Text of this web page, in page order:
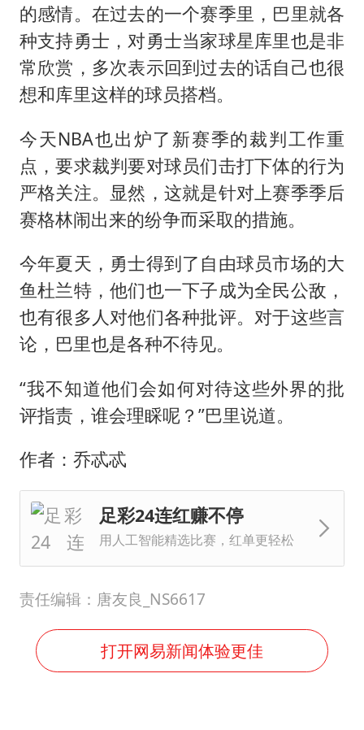
的感情。在过去的一个赛季里，巴里就各
种支持勇士，对勇士当家球星库里也是非
常欣赏，多次表示回到过去的话自己也很
想和库里这样的球员搭档。
今天NBA也出炉了新赛季的裁判工作重
点，要求裁判要对球员们击打下体的行为
严格关注。显然，这就是针对上赛季季后
赛格林闹出来的纷争而采取的措施。
今年夏天，勇士得到了自由球员市场的大
鱼杜兰特，他们也一下子成为全民公敌，
也有很多人对他们各种批评。对于这些言
论，巴里也是各种不待见。
“我不知道他们会如何对待这些外界的批
评指责，谁会理睬呢？”巴里说道。
作者：乔忒忒
足彩24连红赚不停
用人工智能精选比赛，红单更轻松
责任编辑：唐友良_NS6617
打开网易新闻体验更佳